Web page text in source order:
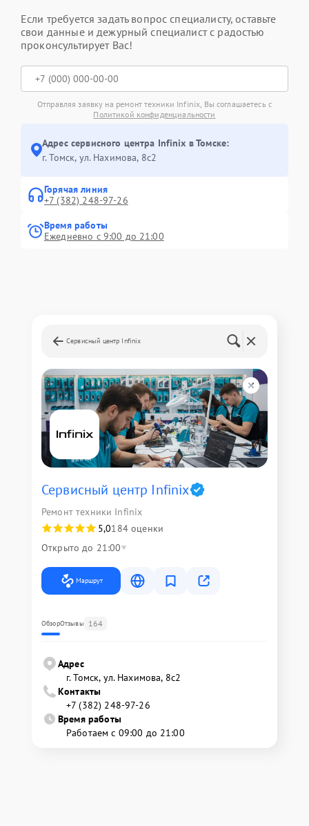
Если требуется задать вопрос специалисту, оставьте
свои данные и дежурный специалист с радостью
проконсультирует Вас!
Отправляя заявку на ремонт техники Infinix, Вы соглашаетесь с
Политикой конфиденциальности
Адрес сервисного центра Infinix в Томске:
г. Томск, ул. Нахимова, 8с2
Горячая линия
+7 (382) 248-97-26
Время работы
Ежедневно с 9:00 до 21:00
Сервисный центр Infinix
Сервисный центр Infinix
Ремонт техники Infinix
5,0184 оценки
Открыто до 21:00
Маршрут
ОбзорОтзывы 164
Адрес
г. Томск, ул. Нахимова, 8с2
Контакты
+7 (382) 248-97-26
Время работы
Работаем с 09:00 до 21:00